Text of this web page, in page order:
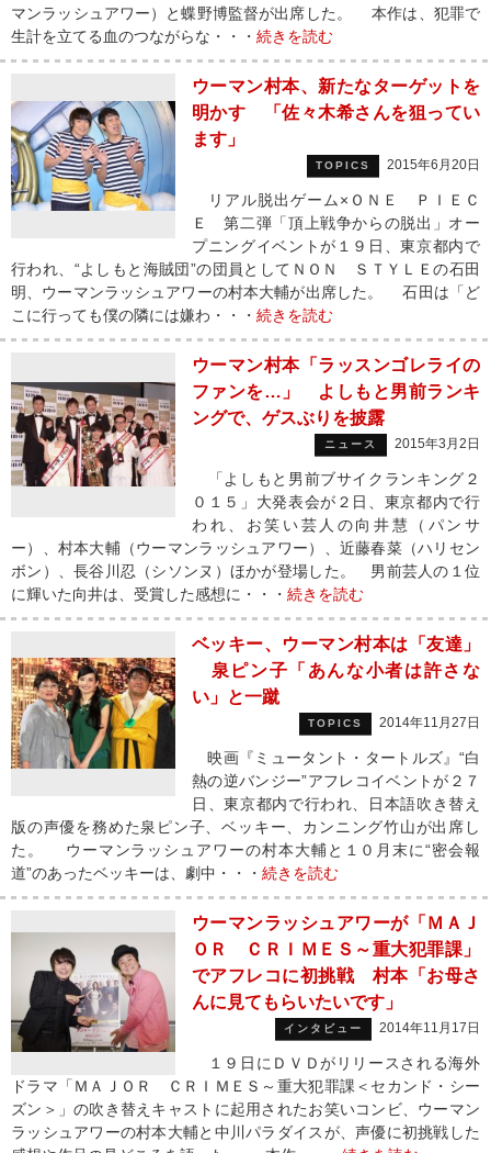
マンラッシュアワー）と蝶野博監督が出席した。 本作は、犯罪で
生計を立てる血のつながらな・・・ 続きを読む
ウーマン村本、新たなターゲットを
明かす 「佐々木希さんを狙ってい
ます」
TOPICS 2015年6月20日
リアル脱出ゲーム×ＯＮＥ ＰＩＥＣ
Ｅ 第二弾「頂上戦争からの脱出」オー
プニングイベントが１９日、東京都内で
行われ、“よしもと海賊団”の団員としてＮＯＮ ＳＴＹＬＥの石田
明、ウーマンラッシュアワーの村本大輔が出席した。 石田は「ど
こに行っても僕の隣には嫌わ・・・ 続きを読む
ウーマン村本「ラッスンゴレライの
ファンを…」 よしもと男前ランキ
ングで、ゲスぶりを披露
ニュース 2015年3月2日
「よしもと男前ブサイクランキング２
０１５」大発表会が２日、東京都内で行
われ、お笑い芸人の向井慧（パンサ
ー）、村本大輔（ウーマンラッシュアワー）、近藤春菜（ハリセン
ボン）、長谷川忍（シソンヌ）ほかが登場した。 男前芸人の１位
に輝いた向井は、受賞した感想に・・・ 続きを読む
ベッキー、ウーマン村本は「友達」
泉ピン子「あんな小者は許さな
い」と一蹴
TOPICS 2014年11月27日
映画『ミュータント・タートルズ』“白
熱の逆バンジー”アフレコイベントが２７
日、東京都内で行われ、日本語吹き替え
版の声優を務めた泉ピン子、ベッキー、カンニング竹山が出席し
た。 ウーマンラッシュアワーの村本大輔と１０月末に“密会報
道”のあったベッキーは、劇中・・・ 続きを読む
ウーマンラッシュアワーが「ＭＡＪ
ＯＲ ＣＲＩＭＥＳ～重大犯罪課」
でアフレコに初挑戦 村本「お母さ
んに見てもらいたいです」
インタビュー 2014年11月17日
１９日にＤＶＤがリリースされる海外
ドラマ「ＭＡＪＯＲ ＣＲＩＭＥＳ～重大犯罪課＜セカンド・シー
ズン＞」の吹き替えキャストに起用されたお笑いコンビ、ウーマン
ラッシュアワーの村本大輔と中川パラダイスが、声優に初挑戦した